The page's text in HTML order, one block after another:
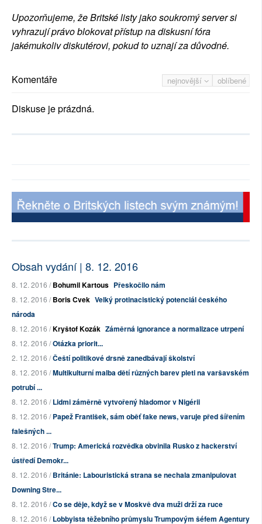
Upozorňujeme, že Britské listy jako soukromý server si
vyhrazují právo blokovat přístup na diskusní fóra
jakémukoliv diskutérovi, pokud to uznají za důvodné.
nejnovější oblíbené
Komentáře
Diskuse je prázdná.
Obsah vydání | 8. 12. 2016
8. 12. 2016 /Bohumil Kartous Přeskočilo nám
8. 12. 2016 /Boris Cvek Velký protinacistický potenciál českého
národa
8. 12. 2016 /Kryštof Kozák Záměrná ignorance a normalizace utrpení
8. 12. 2016 /Otázka priorit...
2. 12. 2016 /Čeští politikové drsně zanedbávají školství
8. 12. 2016 /Multikulturní malba dětí různých barev pleti na varšavském
potrubí ...
8. 12. 2016 /Lidmi záměrně vytvořený hladomor v Nigérii
8. 12. 2016 /Papež František, sám oběť fake news, varuje před šířením
falešných ...
8. 12. 2016 /Trump: Americká rozvědka obvinila Rusko z hackerství
ústředí Demokr...
8. 12. 2016 /Británie: Labouristická strana se nechala zmanipulovat
Downing Stre...
8. 12. 2016 /Co se děje, když se v Moskvě dva muži drží za ruce
8. 12. 2016 /Lobbyista těžebního průmyslu Trumpovým šéfem Agentury